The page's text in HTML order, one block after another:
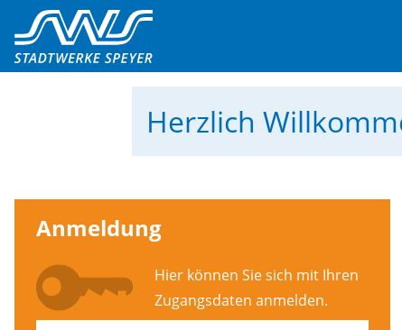
Herzlich
Anmeldung
Hier können Sie sich mit Ihren
Zugangs­daten anmelden.